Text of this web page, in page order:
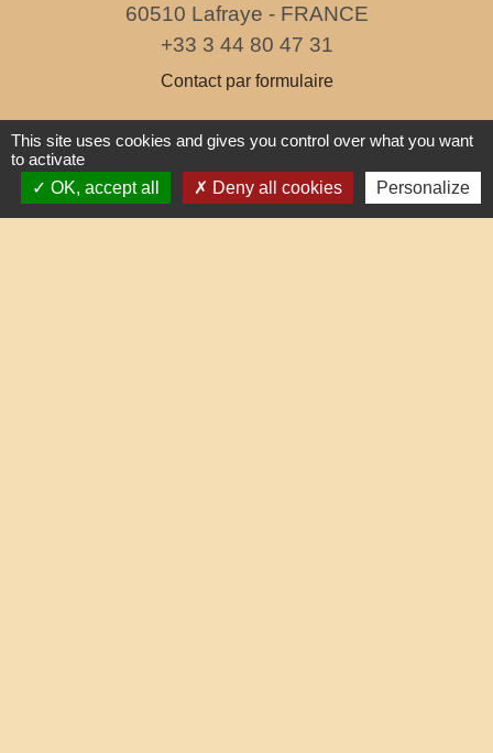
60510 Lafraye - FRANCE
+33 3 44 80 47 31
Contact par formulaire
horaires d'ouverture au public
le mercredi de 17h à 19h
This site uses cookies and gives you control over what you want
to activate
OK, accept all
Deny all cookies Personalize